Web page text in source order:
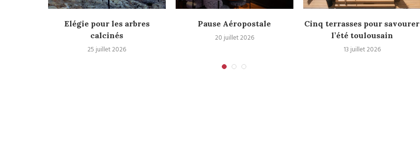
Elégie pour les arbres
calcinés
25 juillet 2026
Pause Aéropostale
20 juillet 2026
Cinq terrasses pour savourer
l’été toulousain
13 juillet 2026